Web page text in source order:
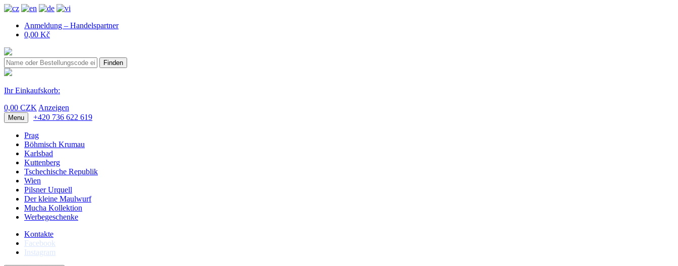
Anmeldung – Handelspartner
0,00 Kč
Finden
Ihr Einkaufskorb:
0,00 CZK Anzeigen
Menu +420 736 622 619
Prag
Böhmisch Krumau
Karlsbad
Kuttenberg
Tschechische Republik
Wien
Pilsner Urquell
Der kleine Maulwurf
Mucha Kollektion
Werbegeschenke
Kontakte
Facebook
Instagram